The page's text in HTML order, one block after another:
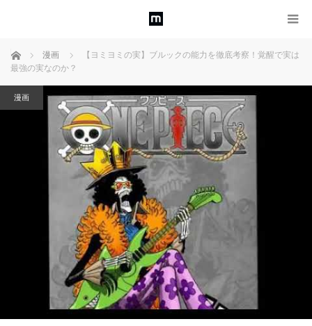
ホーム 漫画
【ヨミヨミの実】ブルックの能力を徹底考察！覚醒で実は
最強の実なのか？
漫画